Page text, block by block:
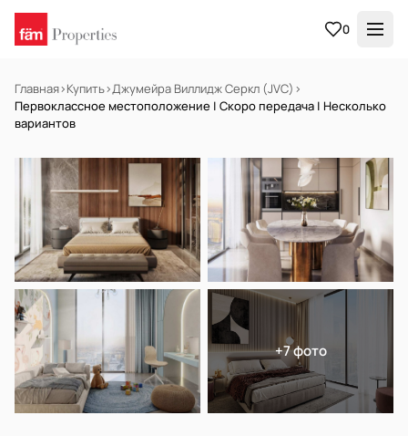
0
Главная›Купить›Джумейра Виллидж Серкл (JVC) ›
Первоклассное местоположение | Скоро передача | Несколько
вариантов
НА ПРОДАЖУ
+7 фото